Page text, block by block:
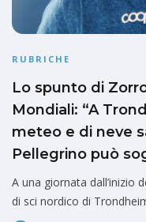
RUBRICHE
Lo spunto di
Mondiali: “A
meteo e di neve
Pellegrino può
A una giornata dall’inizio
di sci nordico di